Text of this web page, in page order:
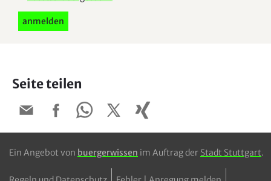
Seite teilen
Ein Angebot von buergerwissen im Auftrag der Stadt Stuttgart.